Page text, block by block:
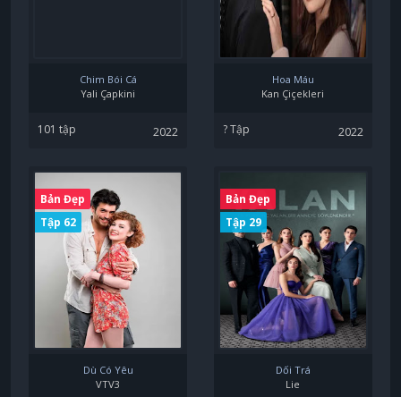
Chim Bói Cá
Yali Çapkini
101 tập 2022
Hoa Máu
Kan Çiçekleri
? Tập 2022
Bản Đẹp
Tập 62
Dù Có Yêu
VTV3
Bản Đẹp
Tập 29
Dối Trá
Lie